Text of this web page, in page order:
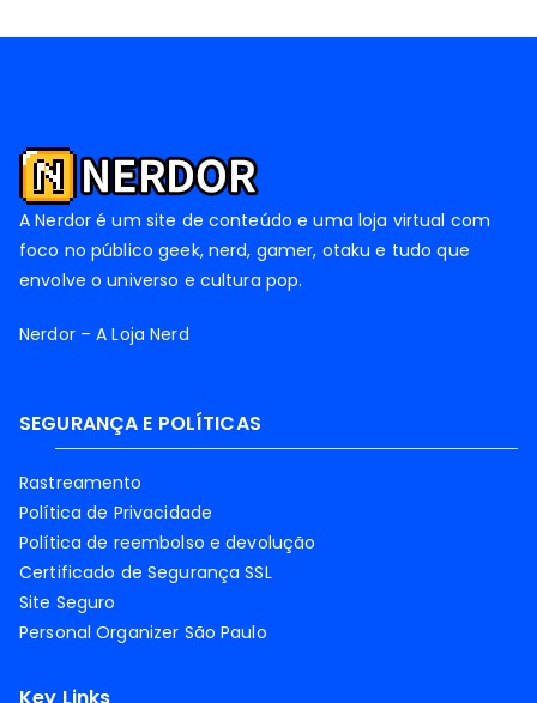
A Nerdor é um site de conteúdo e uma loja virtual com
foco no público geek, nerd, gamer, otaku e tudo que
envolve o universo e cultura pop.
Nerdor – A Loja Nerd
SEGURANÇA E POLÍTICAS
Rastreamento
Política de Privacidade
Política de reembolso e devolução
Certificado de Segurança SSL
Site Seguro
Personal Organizer São Paulo
Key Links